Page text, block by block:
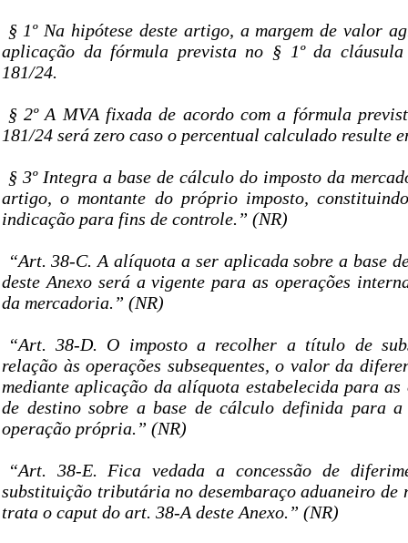
§ 1º Na hipótese deste artigo, a margem de valor
aplicação da fórmula prevista no § 1º da cláusula
181/24.
§ 2º A MVA fixada de acordo com a fórmula
181/24 será zero caso o percentual calculado resulte
§ 3º Integra a base de cálculo do imposto da
artigo, o montante do próprio imposto,
indicação para fins de controle.” (NR)
“Art. 38-C. A alíquota a ser aplicada sobre a base
deste Anexo será a vigente para as operações
da mercadoria.” (NR)
“Art. 38-D. O imposto a recolher a título de
relação às operações subsequentes, o valor da
mediante aplicação da alíquota estabelecida para
de destino sobre a base de cálculo definida para
operação própria.” (NR)
“Art. 38-E. Fica vedada a concessão de
substituição tributária no desembaraço aduaneiro de
trata o caput do art. 38-A deste Anexo.” (NR)